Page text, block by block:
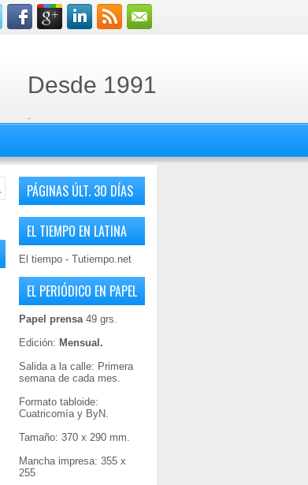
Desde 1991
PÁGINAS ÚLT. 30 DÍAS
EL TIEMPO EN LATINA
El tiempo - Tutiempo.net
EL PERIÓDICO EN PAPEL
Papel prensa49 grs.
Edición: Mensual.
Salida a la calle: Primera
semana de cada mes.
Formato tabloide:
Cuatricomía y ByN.
Tamaño: 370 x 290 mm.
Mancha impresa: 355 x
255